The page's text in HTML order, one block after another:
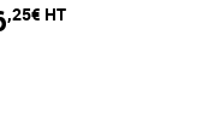
au panier
,25€ HT